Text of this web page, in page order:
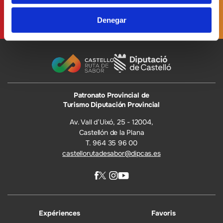
Denegar
Patronato Provincial de
Turismo Diputación Provincial
Av. Vall d’Uixó, 25 - 12004,
Castellón de la Plana
T. 964 35 96 00
castellorutadesabor@dipcas.es
Expériences
Favoris